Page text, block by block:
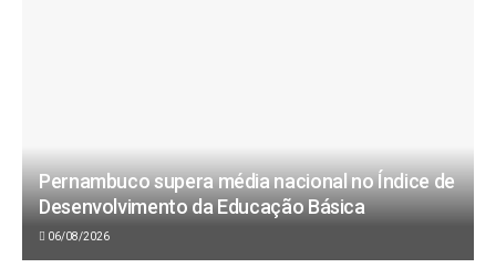
Pernambuco supera média nacional no Índice de
Desenvolvimento da Educação Básica
06/08/2026